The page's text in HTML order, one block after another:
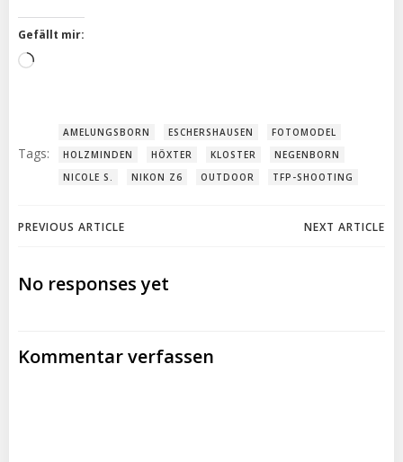
Gefällt mir:
Wird
Tags:
AMELUNGSBORN ESCHERSHAUSEN
FOTOMODEL
HOLZMINDEN
HÖXTER KLOSTER
NEGENBORN
NICOLE S.
NIKON Z6 OUTDOOR TFP-SHOOTING
Post
navigation
PREVIOUS ARTICLE NEXT ARTICLE
No responses yet
Kommentar verfassen